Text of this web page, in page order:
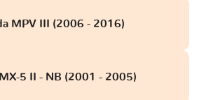
MPV III (2006 - 2016)
5 II - NB (2001 - 2005)